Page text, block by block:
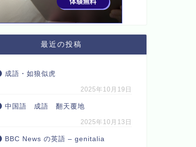
最近の投稿
成語・如狼似虎
2025年10月19日
中国語 成語 翻天覆地
2025年10月13日
BBC News の英語 – genitalia